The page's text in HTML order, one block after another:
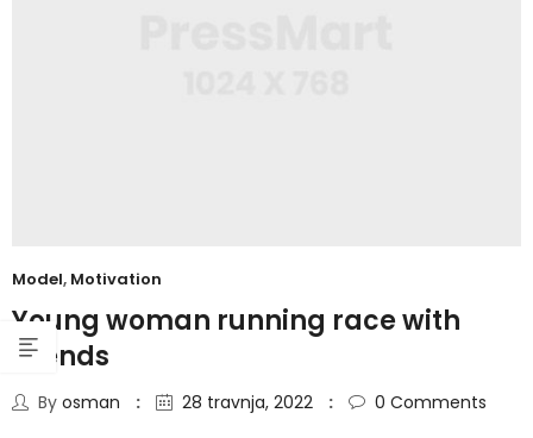
Model, Motivation
Young woman running race with
friends
By osman 28 travnja, 2022 0 Comments